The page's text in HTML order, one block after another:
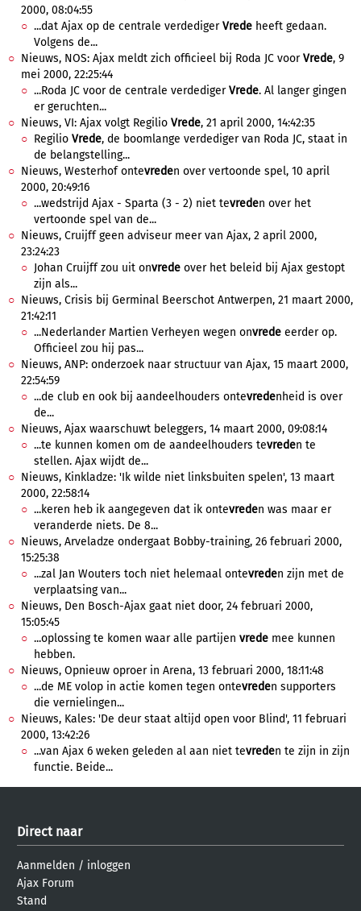
2000, 08:04:55
...dat Ajax op de centrale verdedigerVrede heeft gedaan.
Volgens de...
Nieuws, NOS: Ajax meldt zich officieel bij Roda JC voorVrede, 9
mei 2000, 22:25:44
...Roda JC voor de centrale verdedigerVrede. Al langer gingen
er geruchten...
Nieuws, VI: Ajax volgt Regilio Vrede, 21 april 2000, 14:42:35
Regilio Vrede, de boomlange verdediger van Roda JC, staat in
de belangstelling...
Nieuws, Westerhof ontevreden over vertoonde spel, 10 april
2000, 20:49:16
...wedstrijd Ajax - Sparta (3 - 2) niet tevreden over het
vertoonde spel van de...
Nieuws, Cruijff geen adviseur meer van Ajax, 2 april 2000,
23:24:23
Johan Cruijff zou uit onvrede over het beleid bij Ajax gestopt
zijn als...
Nieuws, Crisis bij Germinal Beerschot Antwerpen, 21 maart 2000,
21:42:11
...Nederlander Martien Verheyen wegen onvrede eerder op.
Officieel zou hij pas...
Nieuws, ANP: onderzoek naar structuur van Ajax, 15 maart 2000,
22:54:59
...de club en ook bij aandeelhouders ontevredenheid is over
de...
Nieuws, Ajax waarschuwt beleggers, 14 maart 2000, 09:08:14
...te kunnen komen om de aandeelhouders tevreden te
stellen. Ajax wijdt de...
Nieuws, Kinkladze: 'Ik wilde niet linksbuiten spelen', 13 maart
2000, 22:58:14
...keren heb ik aangegeven dat ik ontevreden was maar er
veranderde niets. De 8...
Nieuws, Arveladze ondergaat Bobby-training, 26 februari 2000,
15:25:38
...zal Jan Wouters toch niet helemaal ontevreden zijn met de
verplaatsing van...
Nieuws, Den Bosch-Ajax gaat niet door, 24 februari 2000,
15:05:45
...oplossing te komen waar alle partijen vrede mee kunnen
hebben.
Nieuws, Opnieuw oproer in Arena, 13 februari 2000, 18:11:48
...de ME volop in actie komen tegen ontevreden supporters
die vernielingen...
Nieuws, Kales: 'De deur staat altijd open voor Blind', 11 februari
2000, 13:42:26
...van Ajax 6 weken geleden al aan niet tevreden te zijn in zijn
functie. Beide...
Direct naar
Aanmelden / inloggen
Ajax Forum
Stand